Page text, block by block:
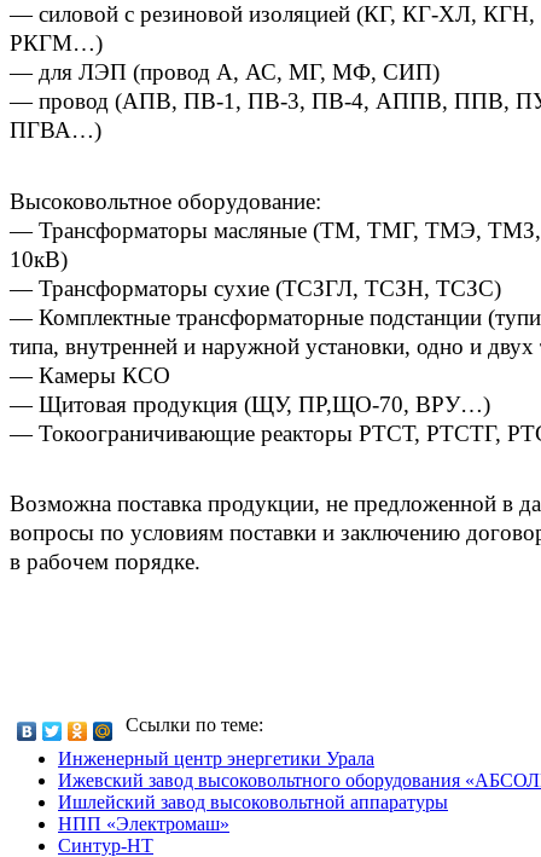
— силовой с резиновой изоляцией (КГ, КГ-ХЛ,
РКГМ…)
— для ЛЭП (провод А, АС, МГ, МФ, СИП)
— провод (АПВ, ПВ-1, ПВ-3, ПВ-4, АППВ, ППВ,
ПГВА…)
Высоковольтное оборудование:
— Трансформаторы масляные (ТМ, ТМГ, ТМЭ, ТМЗ,
10кВ)
— Трансформаторы сухие (ТСЗГЛ, ТСЗН, ТСЗС)
— Комплектные трансформаторные подстанции
типа, внутренней и наружной установки, одно и
— Камеры КСО
— Щитовая продукция (ЩУ, ПР,ЩО-70, ВРУ…)
— Токоограничивающие реакторы РТСТ, РТСТГ,
Возможна поставка продукции, не предложенной в
вопросы по условиям поставки и заключению
в рабочем порядке.
Ссылки по теме:
Инженерный центр энергетики Урала
Ижевский завод высоковольтного оборудования
Ишлейский завод высоковольтной аппаратуры
НПП «Электромаш»
Синтур-НТ